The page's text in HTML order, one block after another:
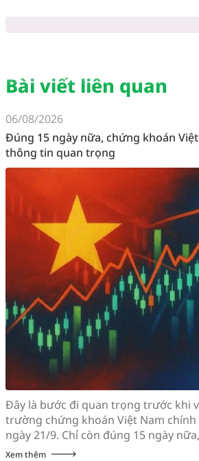
Bài viết liên quan
06/08/2026
Đúng 15 ngày nữa, chứng khoán
thông tin quan trọng
Đây là bước đi quan trọng trước khi
trường chứng khoán Việt Nam
ngày 21/9. Chỉ còn đúng 15 ngày
21/8/2026, FTSE Russell sẽ công bố
Xem thêm